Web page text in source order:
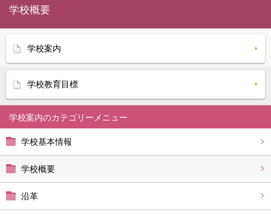
学校案内
学校基本情報
学校概要
沿革
学校概要
学校案内
学校教育目標